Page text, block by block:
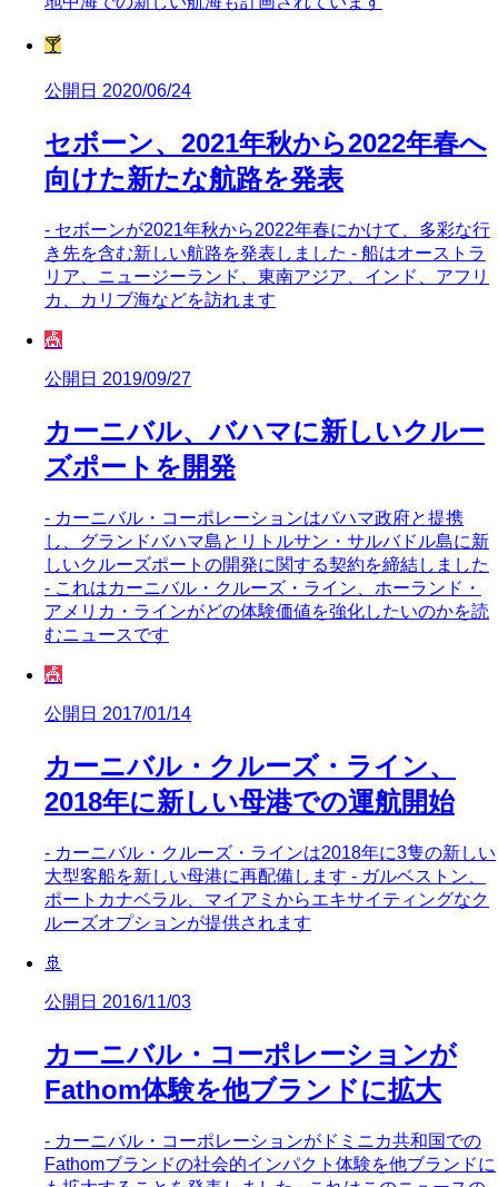
🍸
公開日 2020/06/24
セボーン、2021年秋から2022年春へ
向けた新たな航路を発表
- セボーンが2021年秋から2022年春にかけて、多彩な行
き先を含む新しい航路を発表しました - 船はオーストラ
リア、ニュージーランド、東南アジア、インド、アフリ
カ、カリブ海などを訪れます
🎪
公開日 2019/09/27
カーニバル、バハマに新しいクルー
ズポートを開発
- カーニバル・コーポレーションはバハマ政府と提携
し、グランドバハマ島とリトルサン・サルバドル島に新
しいクルーズポートの開発に関する契約を締結しました
- これはカーニバル・クルーズ・ライン、ホーランド・
アメリカ・ラインがどの体験価値を強化したいのかを読
むニュースです
🎪
公開日 2017/01/14
カーニバル・クルーズ・ライン、
2018年に新しい母港での運航開始
- カーニバル・クルーズ・ラインは2018年に3隻の新しい
大型客船を新しい母港に再配備します - ガルベストン、
ポートカナベラル、マイアミからエキサイティングなク
ルーズオプションが提供されます
🚢
公開日 2016/11/03
カーニバル・コーポレーションが
Fathom体験を他ブランドに拡大
- カーニバル・コーポレーションがドミニカ共和国での
Fathomブランドの社会的インパクト体験を他ブランドに